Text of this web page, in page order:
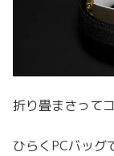
折り畳まさって
ひらくPCバッグ